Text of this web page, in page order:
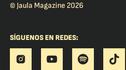
© Jaula Magazine 2026
SÍGUENOS EN REDES: